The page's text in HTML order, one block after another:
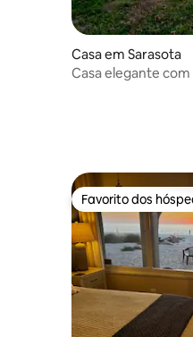
Casa em Sarasota
Casa elegante
Favorito dos
Favorito dos